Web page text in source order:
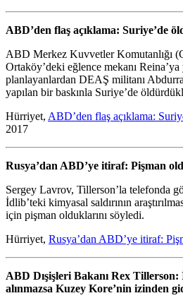
ABD’den flaş açıklama: Suriye’de
ABD Merkez Kuvvetler Komutanlığı
Ortaköy’deki eğlence mekanı Reina’ya
planlayanlardan DEAŞ militanı
yapılan bir baskınla Suriye’de
Hürriyet, ABD’den flaş açıklama:
2017
Rusya’dan ABD’ye itiraf: Pişman
Sergey Lavrov, Tillerson’la telefonda
İdlib’teki kimyasal saldırının
için pişman olduklarını söyledi.
Hürriyet, Rusya’dan ABD’ye itiraf:
ABD Dışişleri Bakanı Rex
alınmazsa Kuzey Kore’nin izinden